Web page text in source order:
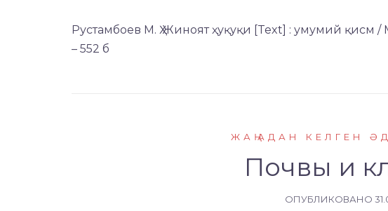
Рустамбоев М. Ҳ Жиноят ҳуқуқи [Text] : умумий қисм /
– 552 б
ЖАҢАДАН КЕЛГЕН
Почвы и
ОПУБЛИКОВАНО